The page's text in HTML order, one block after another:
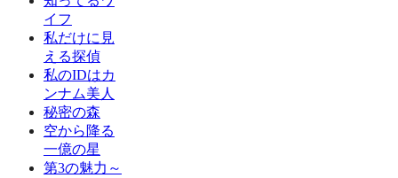
イフ
私だけに見
える探偵
私のIDはカ
ンナム美人
秘密の森
空から降る
一億の星
第3の魅力～